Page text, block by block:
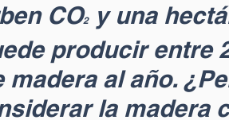
CO2 y una
producir entre
al año.
la madera